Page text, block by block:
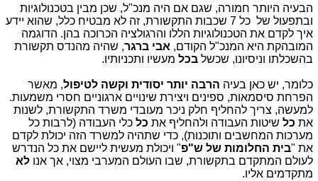
הבעיה היותר חמורה, שגם אם היה מנכ"ל, שכן מבין בטכנולוגיות
ובתפעול של כל 7 שכבות התקשורת, זה לא מבטיח כלל, שהוא יידע
איך לקדם את הטכנולוגיות הללו והרגולציה הכרוכה בהן. הדוגמה
המובהקת היא המנכ"ל הקודם, אבי ברגר, שהיה מהנדס תקשורת
בהשכלתו וניסיונו, שכשל בכלמעשיו ותכניותיו.
כלומר, יש כאן בעיה הרבה יותר יסודית וקשה לטיפול, מאשר
הפרחת סיסמאות, ספינים ויצירת שינויים ארגוניים חסרי משמעות.
למעשה, צריך להחליף חלק ניכר מעובדי משרד התקשורת, לשנות
את כלשיטות העבודה ולהחליף את כלכלי העבודה (לרבות כל
מערכות המחשבים ותוכנות), כדי שתהיה למשרד הזה יכולת לקדם
את "בית החלומות של ש"פ" ויכולת מעשית ליישם את כל הנדרש
לעולם המתקדם בתקשורת, שבו העולם המערבי מצוי, אך אנו לא
מתקדמים אליו.